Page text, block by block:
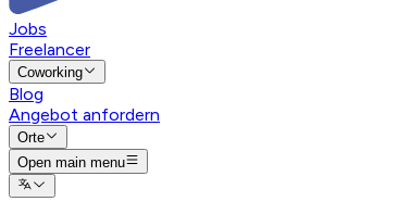
Jobs
Freelancer
Coworking
Blog
Angebot anfordern
Orte
Open main menu